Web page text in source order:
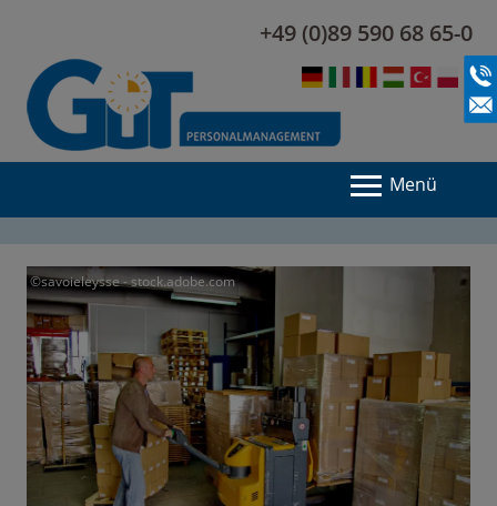
+49 (0)89 590 68 65-0
Menü
©savoieleysse - stock.adobe.com